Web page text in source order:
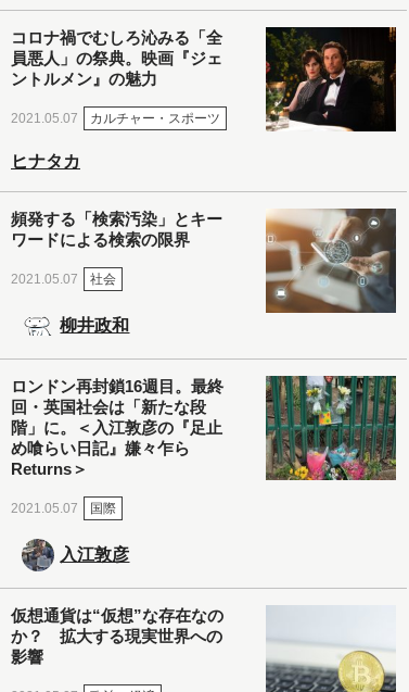
コロナ禍でむしろ沁みる「全
員悪人」の祭典。映画『ジェ
ントルメン』の魅力
2021.05.07 カルチャー・スポーツ
ヒナタカ
頻発する「検索汚染」とキー
ワードによる検索の限界
2021.05.07 社会
柳井政和
ロンドン再封鎖16週目。最終
回・英国社会は「新たな段
階」に。＜入江敦彦の『足止
め喰らい日記』嫌々乍ら
Returns＞
2021.05.07 国際
入江敦彦
仮想通貨は“仮想”な存在なの
か？ 拡大する現実世界への
影響